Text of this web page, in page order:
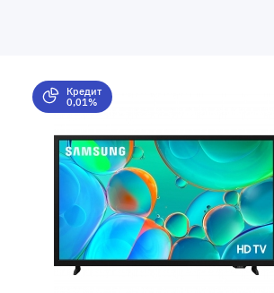
Кредит
0,01%